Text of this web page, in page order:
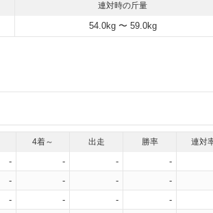
連対時の斤量
54.0kg 〜 59.0kg
4着～ 出走 勝率 連対
- - - -
- - - -
- - - -